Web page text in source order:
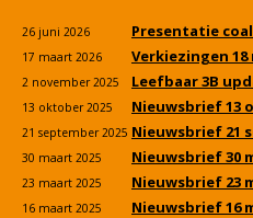
26 juni 2026 Presentatie
17 maart 2026 Verkiezingen 18
2 november 2025 Leefbaar 3B
13 oktober 2025 Nieuwsbrief 13
21 september 2025 Nieuwsbrief 21
30 maart 2025 Nieuwsbrief 30
23 maart 2025 Nieuwsbrief 23
16 maart 2025 Nieuwsbrief 16